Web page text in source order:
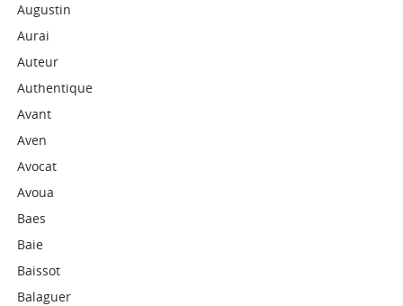
Augustin
Aurai
Auteur
Authentique
Avant
Aven
Avocat
Avoua
Baes
Baie
Baissot
Balaguer